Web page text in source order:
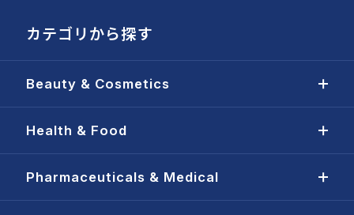
カテゴリから探す
Beauty & Cosmetics
Health & Food
Pharmaceuticals & Medical